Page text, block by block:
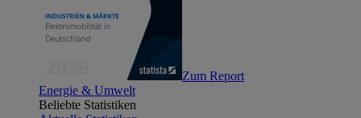
Zum Report
Energie & Umwelt
Beliebte Statistiken